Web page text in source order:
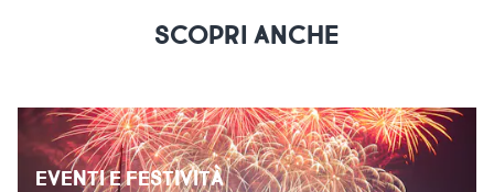
SCOPRI ANCHE
EVENTI E FESTIVITÀ